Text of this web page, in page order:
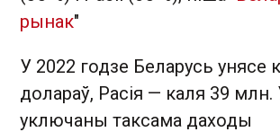
рынак"
У 2022 годзе Беларусь унясе
долараў, Расія — каля 39
уключаны таксама даходы